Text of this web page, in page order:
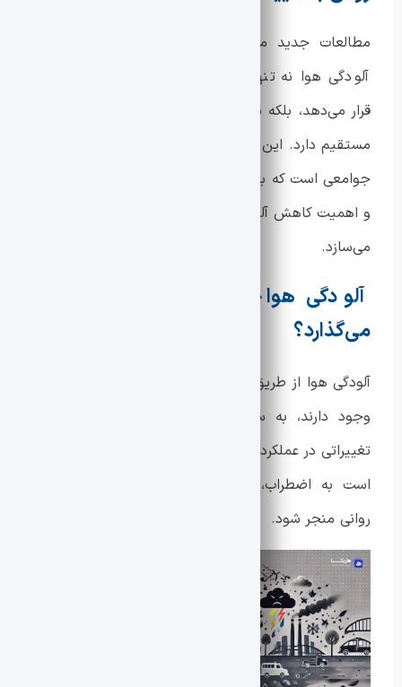
مطالعات جدید محققان اسکاتلندی نشان می‌دهد که
آلودگی هوا نه تنها سلامت جسمانی افراد را تحت تأثیر
قرار می‌دهد، بلکه با افزایش بیماری‌های روانی نیز ارتباط
مستقیم دارد. این یافته‌ها هشداری جدی برای کشورها و
جوامعی است که با آلودگی هوا دست و پنجه نرم می‌کنند
و اهمیت کاهش آلودگی محیطی را بیش از پیش برجسته
می‌سازد.
آلودگی هوا چگونه بر سلامت روان تأثیر
می‌گذارد؟
آلودگی هوا از طریق ذرات معلق و گازهای سمی که در هوا
وجود دارند، به سیستم‌های عصبی بدن نفوذ کرده و
تغییراتی در عملکرد مغز ایجاد می‌کند. این تغییرات ممکن
است به اضطراب، افسردگی و حتی بیماری‌های شدید
روانی منجر شود.